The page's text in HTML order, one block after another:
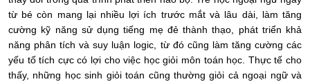
từ bé còn mang lại nhiều lợi ích trước mắt và lâu dài, làm tăng
cường kỹ năng sử dụng tiếng mẹ đẻ thành thạo, phát triển khả
năng phân tích và suy luận logic, từ đó cũng làm tăng cường các
yếu tố tích cực có lợi cho việc học giỏi môn toán học. Thực tế cho
thấy, những học sinh giỏi toán cũng thường giỏi cả ngoại ngữ và